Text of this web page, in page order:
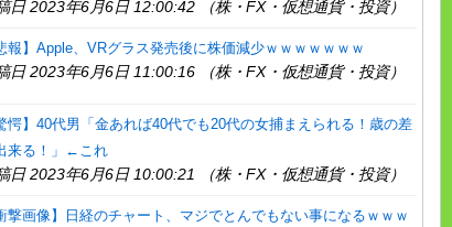
日 2023年6月6日 12:00:42 （株・FX・仮想通貨・投資）
報】Apple、VRグラス発売後に株価減少ｗｗｗｗｗｗｗ
日 2023年6月6日 11:00:16 （株・FX・仮想通貨・投資）
愕】40代男「金あれば40代でも20代の女捕まえられる！歳の差
来る！」←これ
日 2023年6月6日 10:00:21 （株・FX・仮想通貨・投資）
撃画像】日経のチャート、マジでとんでもない事になるｗｗｗ